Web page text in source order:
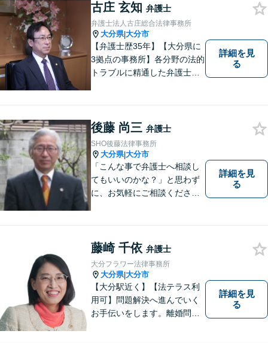
ービスを受けられるべく、社
会正義の実現のために最善を
尽くします。
古庄 玄知 弁護士
弁護士法人古庄総合法律事務所
大分県|大分市
【弁護士歴35年】【大分県に
3拠点の事務所】各分野の法的
トラブルに精通した弁護士で
いアットホームな雰囲気の事
務所です。
詳細を見
る
後藤 尚三 弁護士
SHO後藤法律事務所
大分県|大分市
「こんな事で弁護士へ相談し
てもいいのかな？」と思わず
に、お気軽にご相談くださ
詳細を見
る
藤崎 千依 弁護士
大分フラワー法律事務所
大分県|大分市
【大分駅近く】【法テラス利
用可】問題解決へ進んでいく
お手伝いをします。離婚問題
詳細を見
る